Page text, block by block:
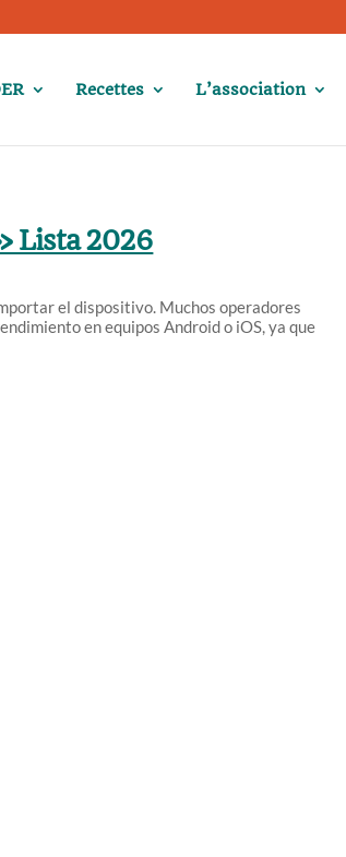
Recettes L’association
Lista 2026
el dispositivo. Muchos operadores
en equipos Android o iOS, ya que